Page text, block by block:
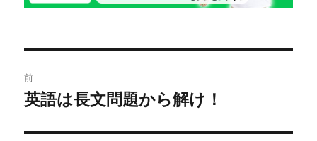
稿
前
前
英語は長文問題から解け！